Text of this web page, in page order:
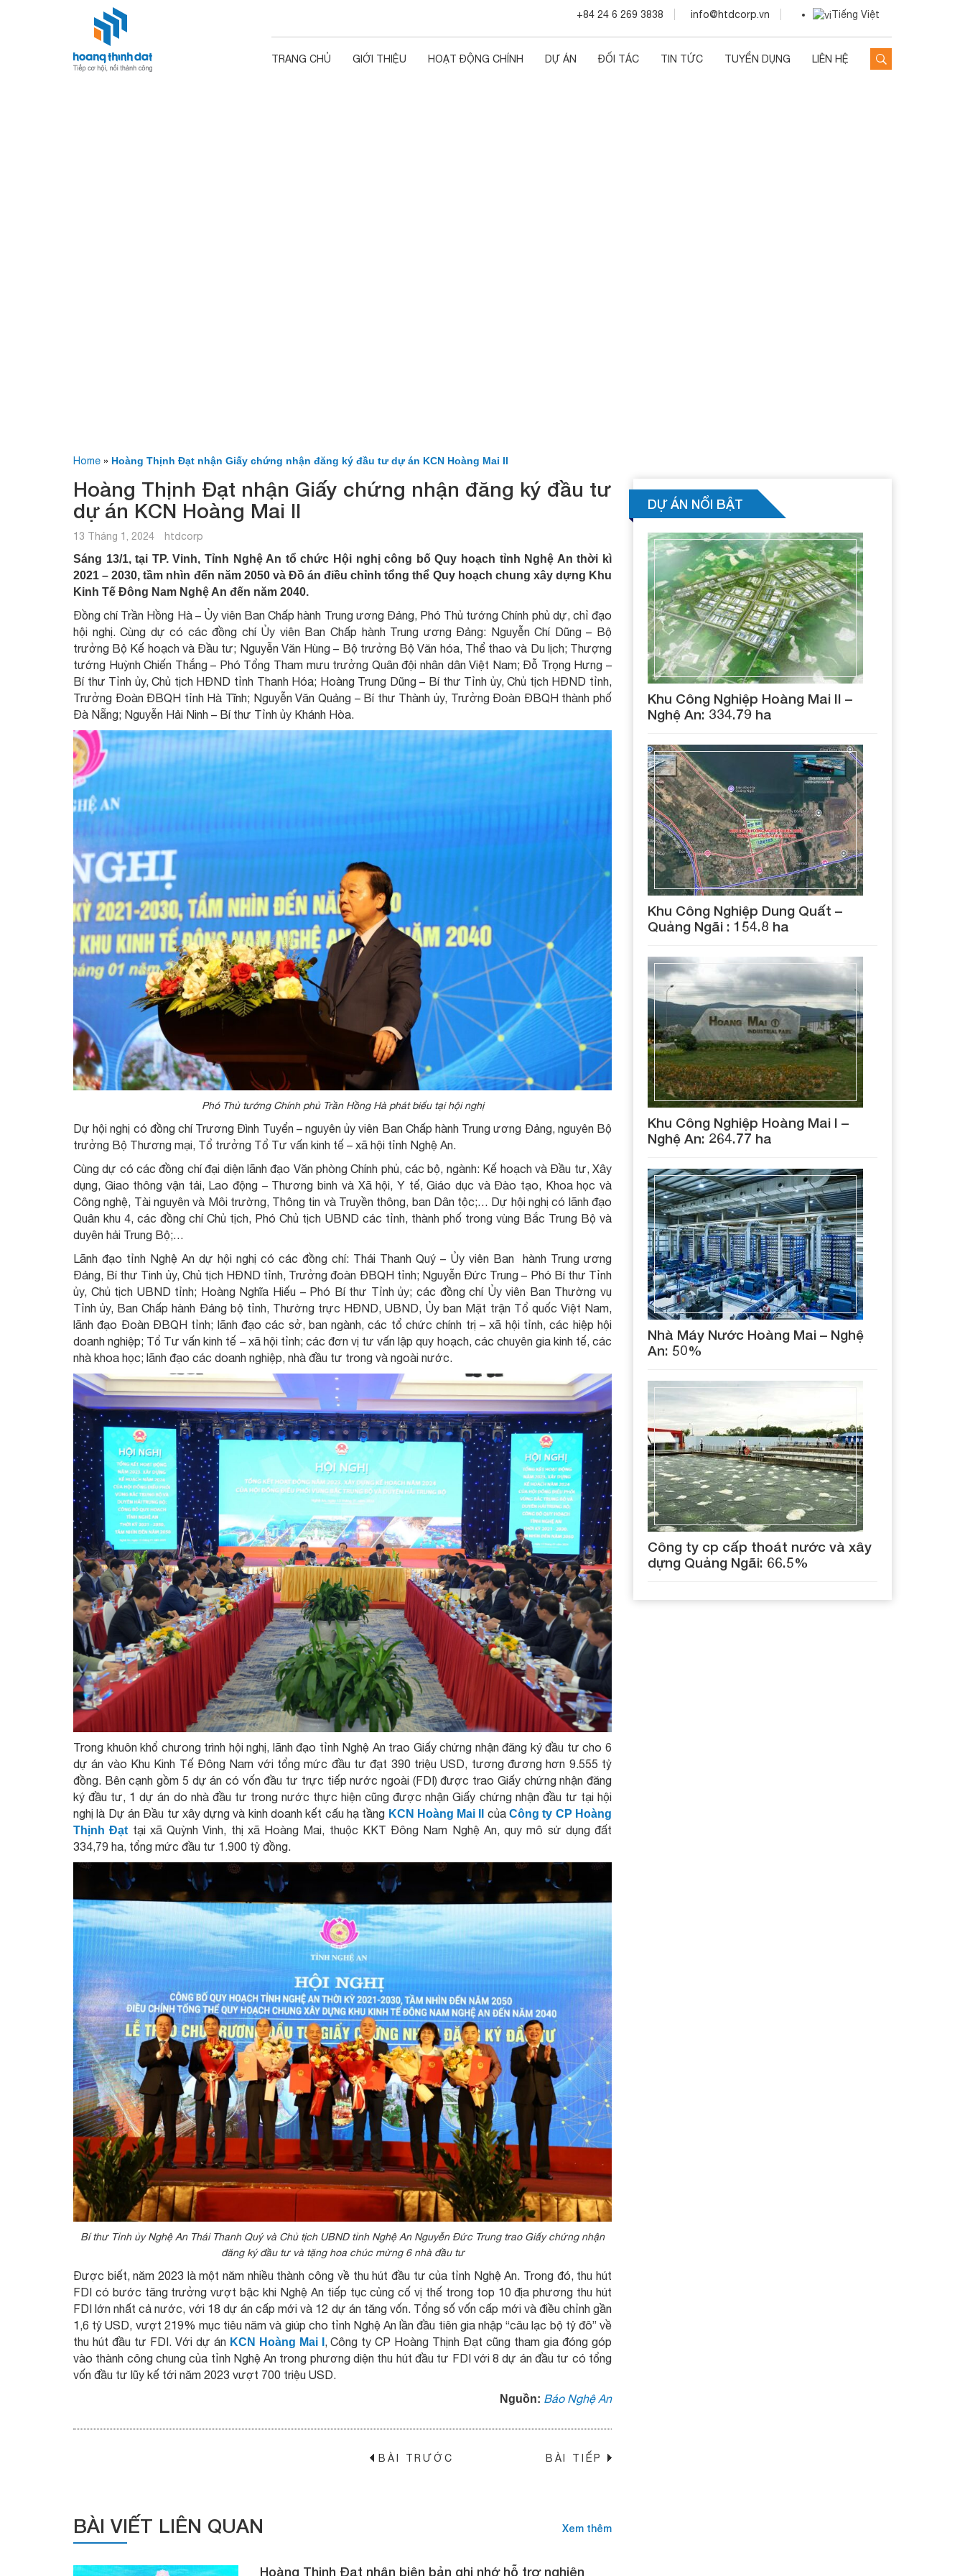
+84 24 6 269 3838 info@htdcorp.vn Tiếng Việt
TRANG CHỦ GIỚI THIỆU HOẠT ĐỘNG CHÍNH DỰ ÁN ĐỐI TÁC TIN TỨC TUYỂN DỤNG LIÊN HỆ
Home » Hoàng Thịnh Đạt nhận Giấy chứng nhận đăng ký đầu tư dự án KCN Hoàng Mai II
Hoàng Thịnh Đạt nhận Giấy chứng nhận đăng ký đầu tư
dự án KCN Hoàng Mai II
13 Tháng 1, 2024 htdcorp
Sáng 13/1, tại TP. Vinh, Tỉnh Nghệ An tổ chức Hội nghị công bố Quy hoạch tỉnh Nghệ An thời kì
2021 – 2030, tầm nhìn đến năm 2050 và Đồ án điều chỉnh tổng thể Quy hoạch chung xây dựng Khu
Kinh Tế Đông Nam Nghệ An đến năm 2040.
Đồng chí Trần Hồng Hà – Ủy viên Ban Chấp hành Trung ương Đảng, Phó Thủ tướng Chính phủ dự, chỉ đạo
hội nghị. Cùng dự có các đồng chí Ủy viên Ban Chấp hành Trung ương Đảng: Nguyễn Chí Dũng – Bộ
trưởng Bộ Kế hoạch và Đầu tư; Nguyễn Văn Hùng – Bộ trưởng Bộ Văn hóa, Thể thao và Du lịch; Thượng
tướng Huỳnh Chiến Thắng – Phó Tổng Tham mưu trưởng Quân đội nhân dân Việt Nam; Đỗ Trọng Hưng –
Bí thư Tỉnh ủy, Chủ tịch HÐND tỉnh Thanh Hóa; Hoàng Trung Dũng – Bí thư Tỉnh ủy, Chủ tịch HĐND tỉnh,
Trưởng Đoàn ĐBQH tỉnh Hà Tĩnh; Nguyễn Văn Quảng – Bí thư Thành ủy, Trưởng Đoàn ĐBQH thành phố
Đà Nẵng; Nguyễn Hải Ninh – Bí thư Tỉnh ủy Khánh Hòa.
Phó Thủ tướng Chính phủ Trần Hồng Hà phát biểu tại hội nghị
Dự hội nghị có đồng chí Trương Đình Tuyển – nguyên ủy viên Ban Chấp hành Trung ương Đảng, nguyên Bộ
trưởng Bộ Thương mại, Tổ trưởng Tổ Tư vấn kinh tế – xã hội tỉnh Nghệ An.
Cùng dự có các đồng chí đại diện lãnh đạo Văn phòng Chính phủ, các bộ, ngành: Kế hoạch và Đầu tư, Xây
dụng, Giao thông vận tải, Lao động – Thương binh và Xã hội, Y tế, Giáo dục và Đào tạo, Khoa học và
Công nghệ, Tài nguyên và Môi trường, Thông tin và Truyền thông, ban Dân tộc;… Dự hội nghị có lãnh đạo
Quân khu 4, các đồng chí Chủ tịch, Phó Chủ tịch UBND các tỉnh, thành phố trong vùng Bắc Trung Bộ và
duyên hải Trung Bộ;…
Lãnh đạo tỉnh Nghệ An dự hội nghị có các đồng chí: Thái Thanh Quý – Ủy viên Ban hành Trung ương
Đảng, Bí thư Tinh ủy, Chủ tịch HĐND tỉnh, Trưởng đoàn ĐBQH tỉnh; Nguyễn Đức Trung – Phó Bí thư Tỉnh
ủy, Chủ tịch UBND tỉnh; Hoàng Nghĩa Hiếu – Phó Bí thư Tỉnh ủy; các đồng chí Ủy viên Ban Thường vụ
Tỉnh ủy, Ban Chấp hành Đảng bộ tỉnh, Thường trực HÐND, UBND, Ủy ban Mặt trận Tổ quốc Việt Nam,
lãnh đạo Đoàn ĐBQH tỉnh; lãnh đạo các sở, ban ngành, các tổ chức chính trị – xã hội tỉnh, các hiệp hội
doanh nghiệp; Tổ Tư vấn kinh tế – xã hội tỉnh; các đơn vị tư vấn lập quy hoạch, các chuyên gia kinh tế, các
nhà khoa học; lãnh đạo các doanh nghiệp, nhà đầu tư trong và ngoài nước.
Trong khuôn khổ chưong trình hội nghị, lãnh đạo tỉnh Nghệ An trao Giấy chứng nhận đăng ký đầu tư cho 6
dự án vào Khu Kinh Tế Đông Nam với tổng mức đầu tư đạt 390 triệu USD, tương đương hơn 9.555 tỷ
đồng. Bên cạnh gồm 5 dự án có vốn đầu tư trực tiếp nước ngoài (FDI) được trao Giấy chứng nhận đăng
ký đầu tư, 1 dự án do nhà đầu tư trong nước thực hiện cũng được nhận Giấy chứng nhận đầu tư tại hội
nghị là Dự án Đầu tư xây dựng và kinh doanh kết cấu hạ tầng KCN Hoàng Mai II củaCông ty CP Hoàng
Thịnh Đạt tại xã Quỳnh Vinh, thị xã Hoàng Mai, thuộc KKT Đông Nam Nghệ An, quy mô sử dụng đất
334,79 ha, tổng mức đầu tư 1.900 tỷ đồng.
Bí thư Tỉnh ủy Nghệ An Thái Thanh Quý và Chủ tịch UBND tỉnh Nghệ An Nguyễn Đức Trung trao Giấy chứng nhận
đăng ký đầu tư và tặng hoa chúc mừng 6 nhà đầu tư
Được biết, năm 2023 là một năm nhiều thành công về thu hút đầu tư của tỉnh Nghệ An. Trong đó, thu hút
FDI có bước tăng trưởng vượt bậc khi Nghệ An tiếp tục củng cố vị thế trong top 10 địa phương thu hút
FDI lớn nhất cả nước, với 18 dự án cấp mới và 12 dự án tăng vốn. Tổng số vốn cấp mới và điều chỉnh gần
1,6 tỷ USD, vượt 219% mục tiêu năm và giúp cho tỉnh Nghệ An lần đầu tiên gia nhập “câu lạc bộ tỷ đô” về
thu hút đầu tư FDI. Với dự án KCN Hoàng Mai I , Công ty CP Hoàng Thịnh Đạt cũng tham gia đóng góp
vào thành công chung của tỉnh Nghệ An trong phương diện thu hút đầu tư FDI với 8 dự án đầu tư có tổng
vốn đầu tư lũy kế tới năm 2023 vượt 700 triệu USD.
Nguồn: Báo Nghệ An
BÀI TRƯỚC BÀI TIẾP →
BÀI VIẾT LIÊN QUAN Xem thêm
Hoàng Thịnh Đạt nhận biên bản ghi nhớ hỗ trợ nghiên
DỰ ÁN NỔI BẬT
Khu Công Nghiệp Hoàng Mai II –
Nghệ An: 334.79 ha
Khu Công Nghiệp Dung Quất –
Quảng Ngãi : 154.8 ha
Khu Công Nghiệp Hoàng Mai I –
Nghệ An: 264.77 ha
Nhà Máy Nước Hoàng Mai – Nghệ
An: 50%
Công ty cp cấp thoát nước và xây
dựng Quảng Ngãi: 66.5%